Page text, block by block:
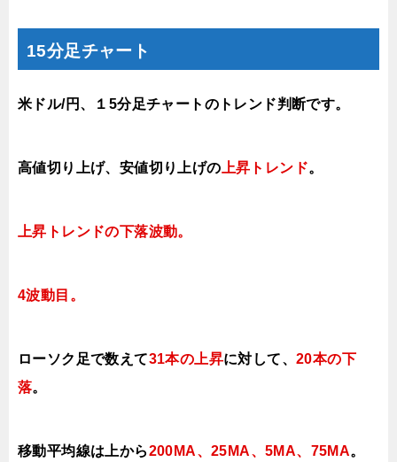
15分足チャート
米ドル/円、１5分足チャートのトレンド判断です。
高値切り上げ、安値切り上げの上昇トレンド。
上昇トレンドの下落波動。
4波動目。
ローソク足で数えて31本の上昇に対して、20本の下
落。
移動平均線は上から200MA、25MA、5MA、75MA。